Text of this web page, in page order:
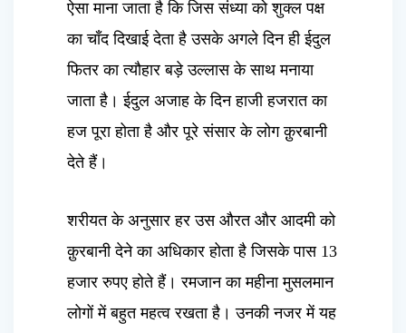
ऐसा माना जाता है कि जिस संध्या को शुक्ल पक्ष
का चाँद दिखाई देता है उसके अगले दिन ही ईदुल
फितर का त्यौहार बड़े उल्लास के साथ मनाया
जाता है। ईदुल अजाह के दिन हाजी हजरात का
हज पूरा होता है और पूरे संसार के लोग क़ुरबानी
देते हैं।
शरीयत के अनुसार हर उस औरत और आदमी को
क़ुरबानी देने का अधिकार होता है जिसके पास 13
हजार रुपए होते हैं। रमजान का महीना मुसलमान
लोगों में बहुत महत्व रखता है। उनकी नजर में यह